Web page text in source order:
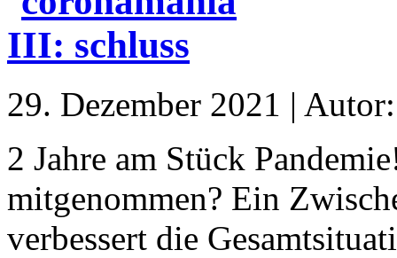
29. Dezember 2021 |
2 Jahre am Stück
mitgenommen? Ein
verbessert die